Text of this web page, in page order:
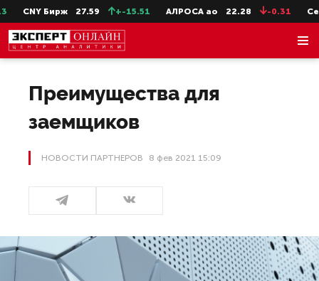
CNY Бирж 27.59 +-15.51 АЛРОСА ао 22.28 -0.31
Преимущества для
заемщиков
НОВОСТИ ПАРТНЕРОВ 8 фев 2021 15:09